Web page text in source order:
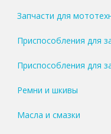
Запчасти для
Приспособления для
Приспособления для
Ремни и шкивы
Масла и смазки